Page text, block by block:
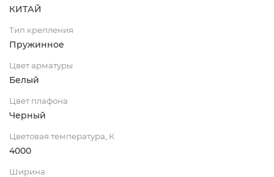
КИТАЙ
Тип крепления
Пружинное
Цвет арматуры
Белый
Цвет плафона
Черный
Цветовая температура, К
4000
Ширина